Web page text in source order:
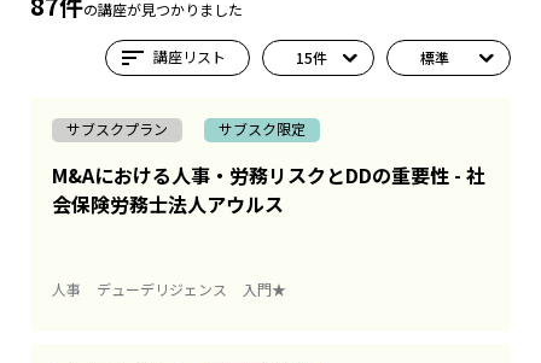
の講座が見つかりました
sort 講座リスト
サブスクプラン サブスク限定
M&Aにおける人事・労務リスクとDDの重要性 - 社
会保険労務士法人アウルス
人事 デューデリジェンス 入門★